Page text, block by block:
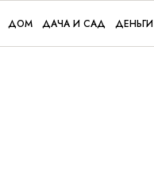
ДОМ ДАЧА И САД ДЕНЬГИ